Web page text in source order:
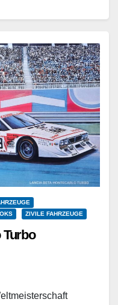
ZIVILE FAHRZEUGE
Turbo